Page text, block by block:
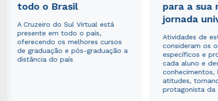
todo o Brasil
A Cruzeiro do Sul Virtual está
presente em todo o país,
oferecendo os melhores cursos
de graduação e pós-graduação a
distância do país
para a sua
jornada
Atividades de
consideram os
específicos e
cada aluno e
conhecimentos,
atitudes,
protagonista da